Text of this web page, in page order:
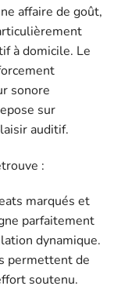
affaire de goût,
à domicile. Le
sonore
sur
auditif.
:
marqués et
parfaitement
dynamique.
permettent de
soutenu.